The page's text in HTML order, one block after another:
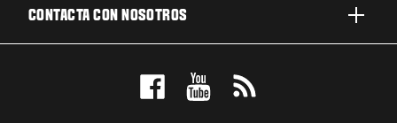
TECNOLOGÍA
CONTACTA CON NOSOTROS
RESERVE UNA PRUEBA DE MANEJO